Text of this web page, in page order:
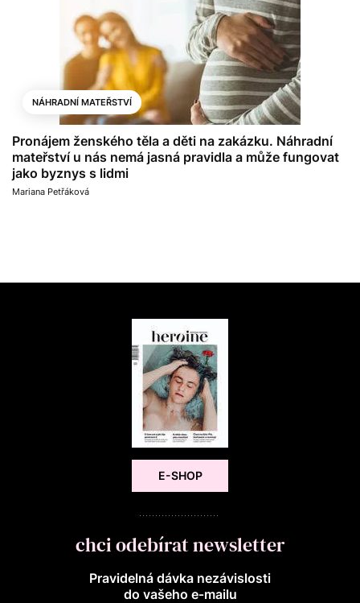
NÁHRADNÍ MATEŘSTVÍ
Pronájem ženského těla a děti na zakázku. Náhradní
mateřství u nás nemá jasná pravidla a může fungovat
jako byznys s lidmi
Mariana Petřáková
E-SHOP
chci odebírat newsletter
Pravidelná dávka nezávislosti
do vašeho e‑mailu